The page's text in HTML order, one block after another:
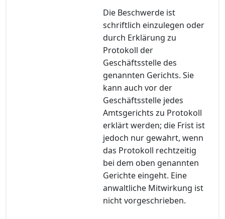
Die Beschwerde ist
schriftlich einzulegen oder
durch Erklärung zu
Protokoll der
Geschäftsstelle des
genannten Gerichts. Sie
kann auch vor der
Geschäftsstelle jedes
Amtsgerichts zu Protokoll
erklärt werden; die Frist ist
jedoch nur gewahrt, wenn
das Protokoll rechtzeitig
bei dem oben genannten
Gerichte eingeht. Eine
anwaltliche Mitwirkung ist
nicht vorgeschrieben.